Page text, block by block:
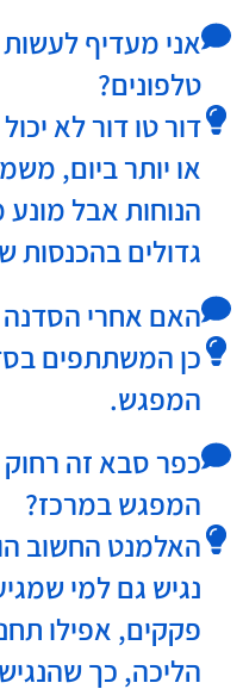
אני מעדיף
טלפונים?
דור טו דור לא
או יותר ביום,
הנוחות אבל
גדולים בהכנסות
האם אחרי
כן המשתתפים
המפגש.
כפר סבא זה
המפגש במרכז?
האלמנט החשוב
נגיש גם למי
הליכה, כך